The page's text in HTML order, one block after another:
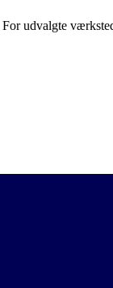
For udvalgte